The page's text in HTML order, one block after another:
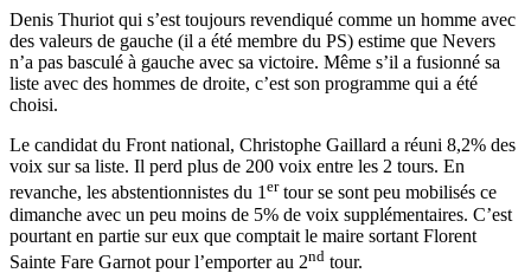
Denis Thuriot qui s’est toujours revendiqué comme un homme avec
des valeurs de gauche (il a été membre du PS) estime que Nevers
n’a pas basculé à gauche avec sa victoire. Même s’il a fusionné sa
liste avec des hommes de droite, c’est son programme qui a été
choisi.
Le candidat du Front national, Christophe Gaillard a réuni 8,2% des
voix sur sa liste. Il perd plus de 200 voix entre les 2 tours. En
revanche, les abstentionnistes du 1ertour se sont peu mobilisés ce
dimanche avec un peu moins de 5% de voix supplémentaires. C’est
pourtant en partie sur eux que comptait le maire sortant Florent
Sainte Fare Garnot pour l’emporter au 2nd tour.